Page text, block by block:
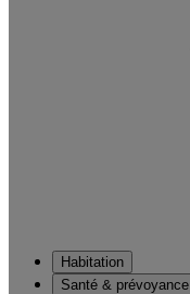
Habitation
Santé & prévoyance